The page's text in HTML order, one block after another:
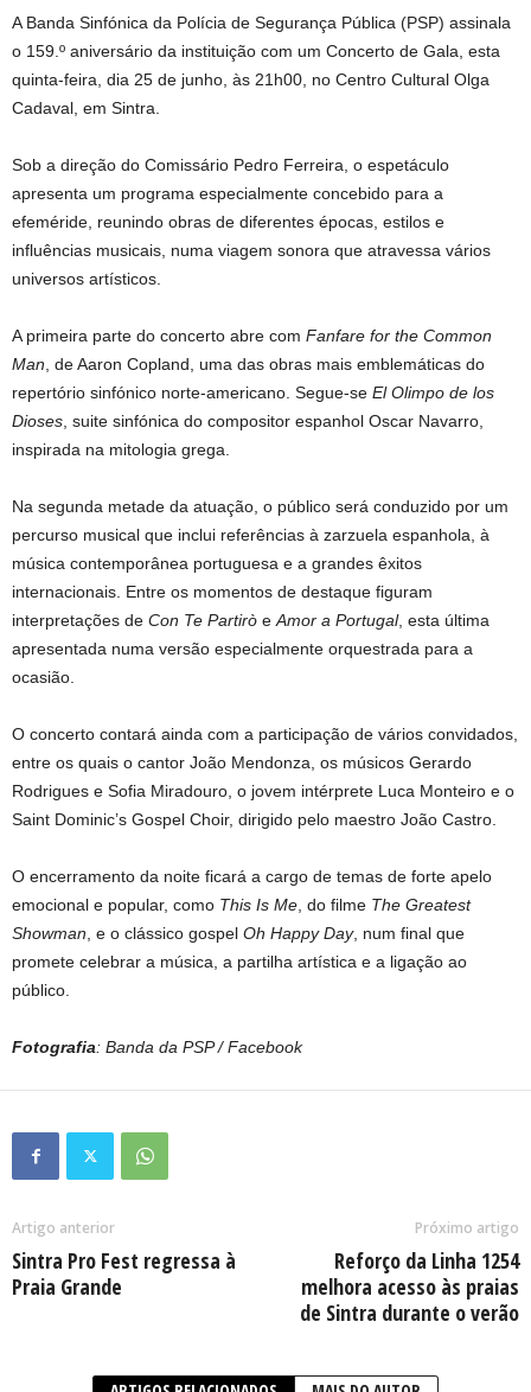
A Banda Sinfónica da Polícia de Segurança Pública (PSP) assinala
o 159.º aniversário da instituição com um Concerto de Gala, esta
quinta-feira, dia 25 de junho, às 21h00, no Centro Cultural Olga
Cadaval, em Sintra.
Sob a direção do Comissário Pedro Ferreira, o espetáculo
apresenta um programa especialmente concebido para a
efeméride, reunindo obras de diferentes épocas, estilos e
influências musicais, numa viagem sonora que atravessa vários
universos artísticos.
A primeira parte do concerto abre com Fanfare for the Common
Man, de Aaron Copland, uma das obras mais emblemáticas do
repertório sinfónico norte-americano. Segue-se El Olimpo de los
Dioses, suite sinfónica do compositor espanhol Oscar Navarro,
inspirada na mitologia grega.
Na segunda metade da atuação, o público será conduzido por um
percurso musical que inclui referências à zarzuela espanhola, à
música contemporânea portuguesa e a grandes êxitos
internacionais. Entre os momentos de destaque figuram
interpretações de Con Te Partirò eAmor a Portugal, esta última
apresentada numa versão especialmente orquestrada para a
ocasião.
O concerto contará ainda com a participação de vários convidados,
entre os quais o cantor João Mendonza, os músicos Gerardo
Rodrigues e Sofia Miradouro, o jovem intérprete Luca Monteiro e o
Saint Dominic’s Gospel Choir, dirigido pelo maestro João Castro.
O encerramento da noite ficará a cargo de temas de forte apelo
emocional e popular, como This Is Me, do filme The Greatest
Showman, e o clássico gospel Oh Happy Day, num final que
promete celebrar a música, a partilha artística e a ligação ao
público.
Fotografia: Banda da PSP / Facebook
Artigo anterior
Sintra Pro Fest regressa à
Praia Grande
Próximo artigo
Reforço da Linha 1254
melhora acesso às praias
de Sintra durante o verão